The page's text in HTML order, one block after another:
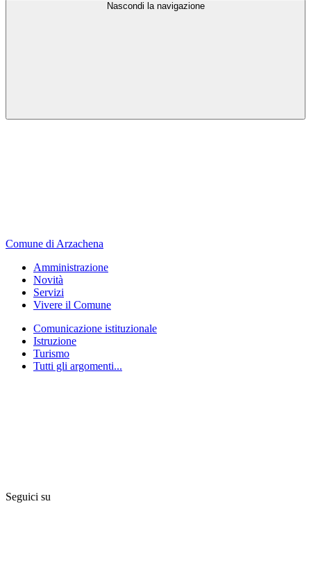
Nascondi la navigazione
Comune di Arzachena
Amministrazione
Novità
Servizi
Vivere il Comune
Comunicazione istituzionale
Istruzione
Turismo
Tutti gli argomenti...
Seguici su